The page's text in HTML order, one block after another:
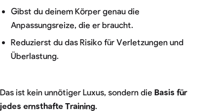
Gibst du deinem Körper genau die
Anpassungsreize, die er braucht.
Reduzierst du das Risiko für Verletzungen und
Überlastung.
Das ist kein unnötiger Luxus, sondern die Basis für
jedes ernsthafte Training.